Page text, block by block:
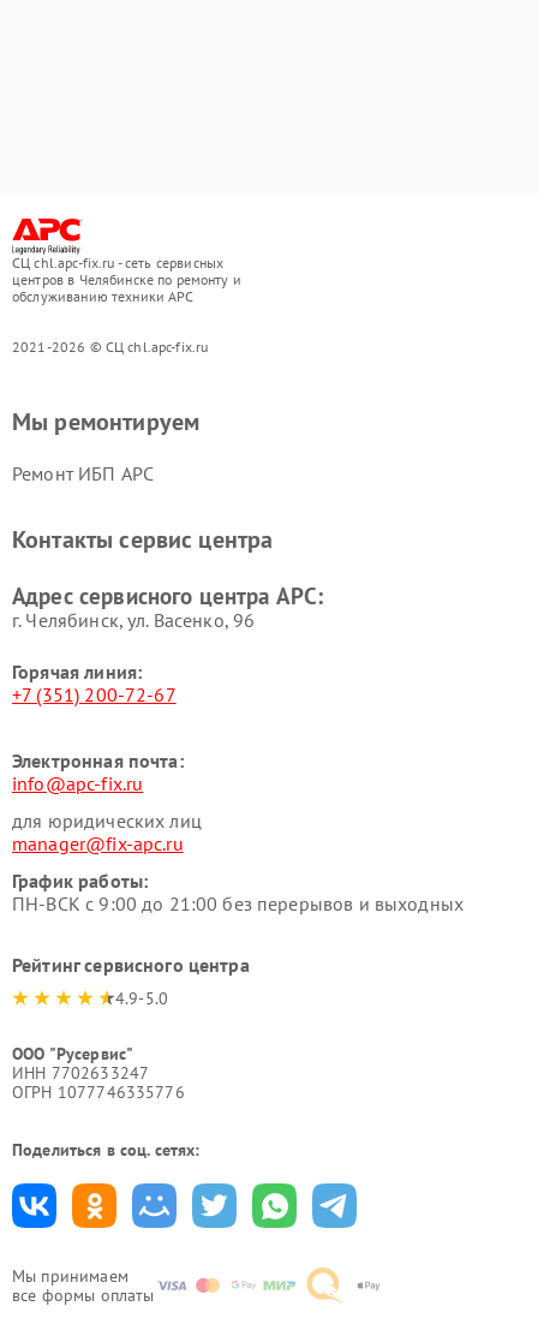
СЦ chl.apc-fix.ru - сеть сервисных
центров в Челябинске по ремонту и
обслуживанию техники APC
2021-2026 © СЦ chl.apc-fix.ru
Мы принимаем
все формы оплаты
Мы ремонтируем
Ремонт ИБП APC
Контакты сервис центра
Адрес сервисного центра APC:
г. Челябинск, ул. Васенко, 96
Горячая линия:
+7 (351) 200-72-67
Электронная почта:
info@apc-fix.ru
для юридических лиц
manager@fix-apc.ru
График работы:
ПН-ВСК с 9:00 до 21:00 без перерывов и выходных
Рейтинг сервисного центра
4.9-5.0
ООО "Русервис"
ИНН 7702633247
ОГРН 1077746335776
Поделиться в соц. сетях: